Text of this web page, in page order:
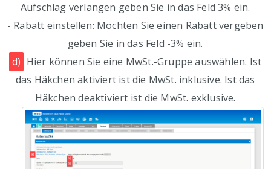
Aufschlag verlangen geben Sie in das Feld 3% ein.
- Rabatt einstellen: Möchten Sie einen Rabatt vergeben
geben Sie in das Feld -3% ein.
d) Hier können Sie eine MwSt.-Gruppe auswählen. Ist
das Häkchen aktiviert ist die MwSt. inklusive. Ist das
Häkchen deaktiviert ist die MwSt. exklusive.